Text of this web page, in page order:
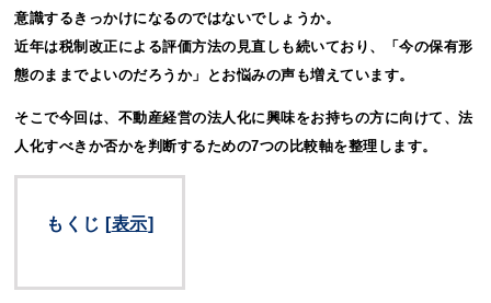
意識するきっかけになるのではないでしょうか。
近年は税制改正による評価方法の見直しも続いており、「今の保有形
態のままでよいのだろうか」とお悩みの声も増えています。
そこで今回は、不動産経営の法人化に興味をお持ちの方に向けて、法
人化すべきか否かを判断するための7つの比較軸を整理します。
もくじ [表示]